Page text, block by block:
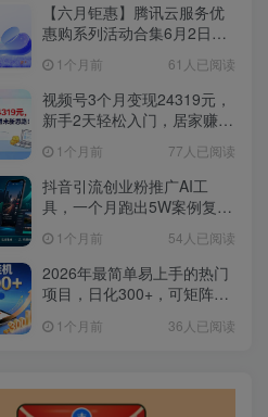
【六月钜惠】腾讯云服务优
惠购系列活动合集6月2日更
1个月前 61人已阅读
视频号3个月变现24319元，
新手2天轻松入门，居家赚米
1个月前 77人已阅读
抖音引流创业粉推广AI工
具，一个月跑出5W案例复
1个月前 54人已阅读
2026年最简单易上手的热门
项目，日化300+，可矩阵操
1个月前 36人已阅读